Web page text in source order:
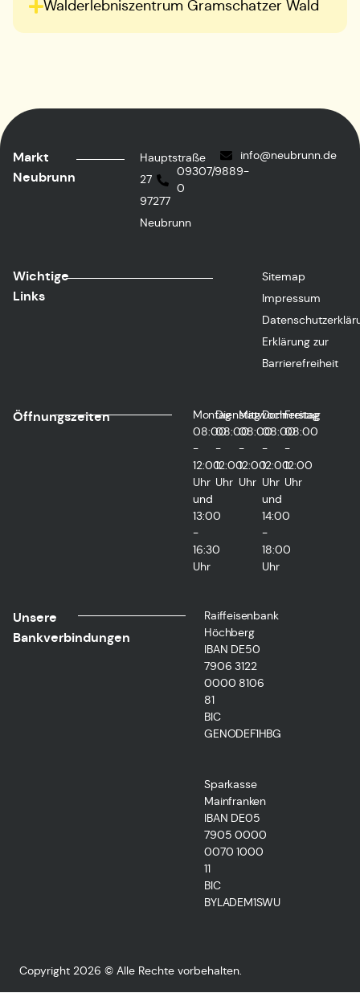
Walderlebniszentrum Gramschatzer Wald
Markt
Neubrunn
Hauptstraße
27
97277
Neubrunn
09307/9889-
0
info@neubrunn.de
Wichtige
Links
Sitemap
Impressum
Erklärung zur
Barrierefreiheit
Öffnungszeiten
Montag
08:00
-
12:00
Uhr
und
13:00
-
16:30
Uhr
Dienstag
08:00
-
12:00
Uhr
Mittwoch
08:00
-
12:00
Uhr
Donnerstag
08:00
-
12:00
Uhr
und
14:00
-
18:00
Uhr
Freitag
08:00
-
12:00
Uhr
Unsere
Bankverbindungen
Raiffeisenbank
Höchberg
IBAN DE50
7906 3122
0000 8106
81
BIC
GENODEF1HBG
Sparkasse
Mainfranken
IBAN DE05
7905 0000
0070 1000
11
BIC
BYLADEM1SWU
Copyright 2026 © Alle Rechte vorbehalten.